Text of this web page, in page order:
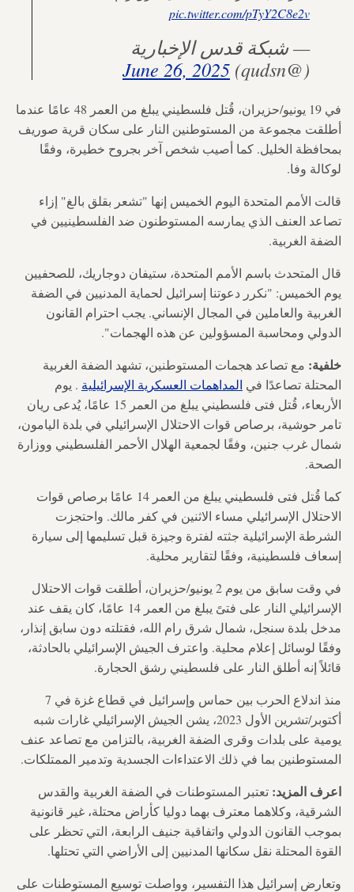
pic.twitter.com/pTyY2C8e2v
— شبكة قدس الإخبارية
(@qudsn)
June 26, 2025
في 19 يونيو/حزيران، قُتل فلسطيني يبلغ من العمر 48 عامًا عندما
أطلقت مجموعة من المستوطنين النار على سكان قرية صوريف
بمحافظة الخليل. كما أصيب شخص آخر بجروح خطيرة، وفقًا
لوكالة وفا.
قالت الأمم المتحدة اليوم الخميس إنها "تشعر بقلق بالغ" إزاء
تصاعد العنف الذي يمارسه المستوطنون ضد الفلسطينيين في
الضفة الغربية.
قال المتحدث باسم الأمم المتحدة، ستيفان دوجاريك، للصحفيين
يوم الخميس: "نكرر دعوتنا إسرائيل لحماية المدنيين في الضفة
الغربية والعاملين في المجال الإنساني. يجب احترام القانون
الدولي ومحاسبة المسؤولين عن هذه الهجمات".
خلفية: مع تصاعد هجمات المستوطنين، تشهد الضفة الغربية
المحتلة تصاعدًا في المداهمات العسكرية الإسرائيلية . يوم
الأربعاء، قُتل فتى فلسطيني يبلغ من العمر 15 عامًا، يُدعى ريان
تامر حوشية، برصاص قوات الاحتلال الإسرائيلي في بلدة اليامون،
شمال غرب جنين، وفقًا لجمعية الهلال الأحمر الفلسطيني ووزارة
الصحة.
كما قُتل فتى فلسطيني يبلغ من العمر 14 عامًا برصاص قوات
الاحتلال الإسرائيلي مساء الاثنين في كفر مالك. واحتجزت
الشرطة الإسرائيلية جثته لفترة وجيزة قبل تسليمها إلى سيارة
إسعاف فلسطينية، وفقًا لتقارير محلية.
في وقت سابق من يوم 2 يونيو/حزيران، أطلقت قوات الاحتلال
الإسرائيلي النار على فتىً يبلغ من العمر 14 عامًا، كان يقف عند
مدخل بلدة سنجل، شمال شرق رام الله، فقتلته دون سابق إنذار،
وفقًا لوسائل إعلام محلية. واعترف الجيش الإسرائيلي بالحادثة،
قائلاً إنه أطلق النار على فلسطيني رشق الحجارة.
منذ اندلاع الحرب بين حماس وإسرائيل في قطاع غزة في 7
أكتوبر/تشرين الأول 2023، يشن الجيش الإسرائيلي غارات شبه
يومية على بلدات وقرى الضفة الغربية، بالتزامن مع تصاعد عنف
المستوطنين بما في ذلك الاعتداءات الجسدية وتدمير الممتلكات.
اعرف المزيد: تعتبر المستوطنات في الضفة الغربية والقدس
الشرقية، وكلاهما معترف بهما دوليا كأراض محتلة، غير قانونية
بموجب القانون الدولي واتفاقية جنيف الرابعة، التي تحظر على
القوة المحتلة نقل سكانها المدنيين إلى الأراضي التي تحتلها.
وتعارض إسرائيل هذا التفسير، وواصلت توسيع المستوطنات على